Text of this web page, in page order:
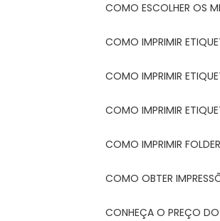
COMO ESCOLHER OS
COMO IMPRIMIR
COMO IMPRIMIR
COMO IMPRIMIR
COMO IMPRIMIR
COMO OBTER
CONHEÇA O PREÇO